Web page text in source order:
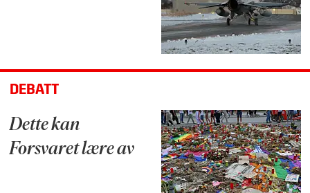
DEBATT
Dette kan
Forsvaret lære av